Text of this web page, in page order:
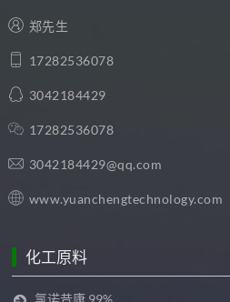
郑先生
17282536078
3042184429
17282536078
3042184429@qq.com
www.yuanchengtechnology.com
化工原料
氯诺昔康 99%